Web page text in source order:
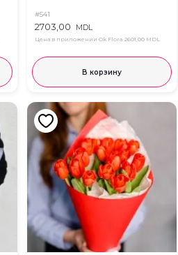
#541
2703,00 MDL
Цена в приложении Ok Flora 2601,00 MDL
В корзину